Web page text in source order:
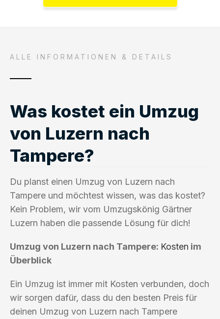
ALLE INFORMATIONEN & DETAILS
Was kostet ein Umzug
von Luzern nach
Tampere?
Du planst einen Umzug von Luzern nach
Tampere und möchtest wissen, was das kostet?
Kein Problem, wir vom Umzugskönig Gärtner
Luzern haben die passende Lösung für dich!
Umzug von Luzern nach Tampere: Kosten im
Überblick
Ein Umzug ist immer mit Kosten verbunden, doch
wir sorgen dafür, dass du den besten Preis für
deinen Umzug von Luzern nach Tampere